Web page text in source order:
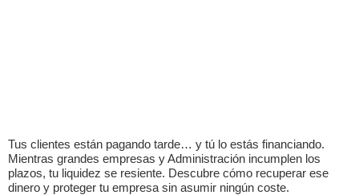
Tus clientes están pagando tarde… y tú lo estás financiando.
Mientras grandes empresas y Administración incumplen los
plazos, tu liquidez se resiente. Descubre cómo recuperar ese
dinero y proteger tu empresa sin asumir ningún coste.